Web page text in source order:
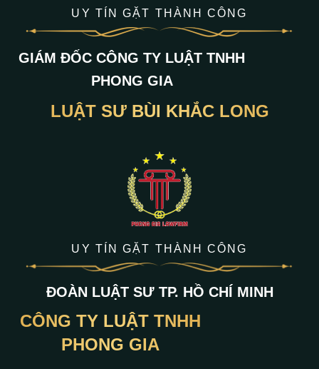
UY TÍN GẶT THÀNH CÔNG
GIÁM ĐỐC CÔNG TY LUẬT TNHH
PHONG GIA
LUẬT SƯ BÙI KHẮC LONG
UY TÍN GẶT THÀNH CÔNG
ĐOÀN LUẬT SƯ TP. HỒ CHÍ MINH
CÔNG TY LUẬT TNHH
PHONG GIA